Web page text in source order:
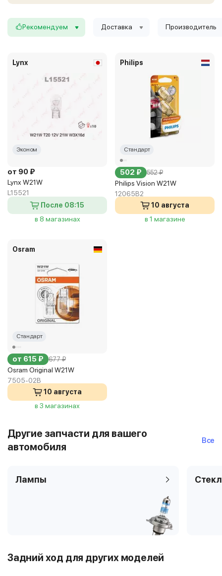
Рекомендуем Доставка Производитель
Lynx
Эконом
от 90 ₽
Lynx W21W
L15521
После 08:15
в 8 магазинах
Philips
Стандарт
502 ₽ 552 ₽
Philips Vision W21W
12065B2
10 августа
в 1 магазине
Osram
Стандарт
от 615 ₽ 677 ₽
Osram Original W21W
7505-02B
10 августа
в 3 магазинах
Другие запчасти для вашего
автомобиля
Все
Лампы
Задний ход для других моделей